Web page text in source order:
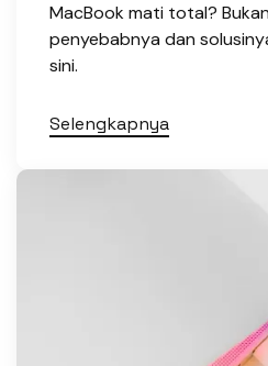
MacBook mati total?
penyebabnya dan
sini.
Selengkapnya